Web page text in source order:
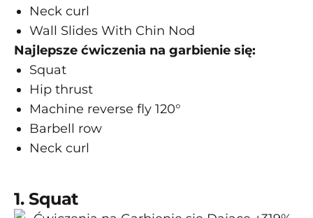
Neck curl
Wall Slides With Chin Nod
Najlepsze ćwiczenia na garbienie się:
Squat
Hip thrust
Machine reverse fly 120°
Barbell row
Neck curl
1. Squat